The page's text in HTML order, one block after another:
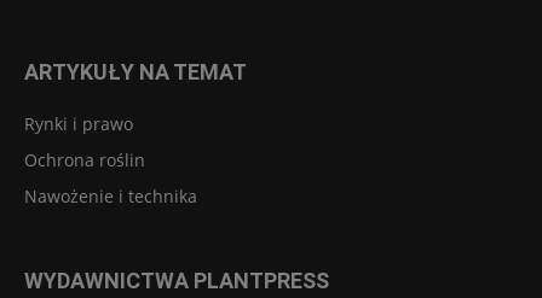
ARTYKUŁY NA TEMAT
Rynki i prawo
Ochrona roślin
Nawożenie i technika
WYDAWNICTWA PLANTPRESS